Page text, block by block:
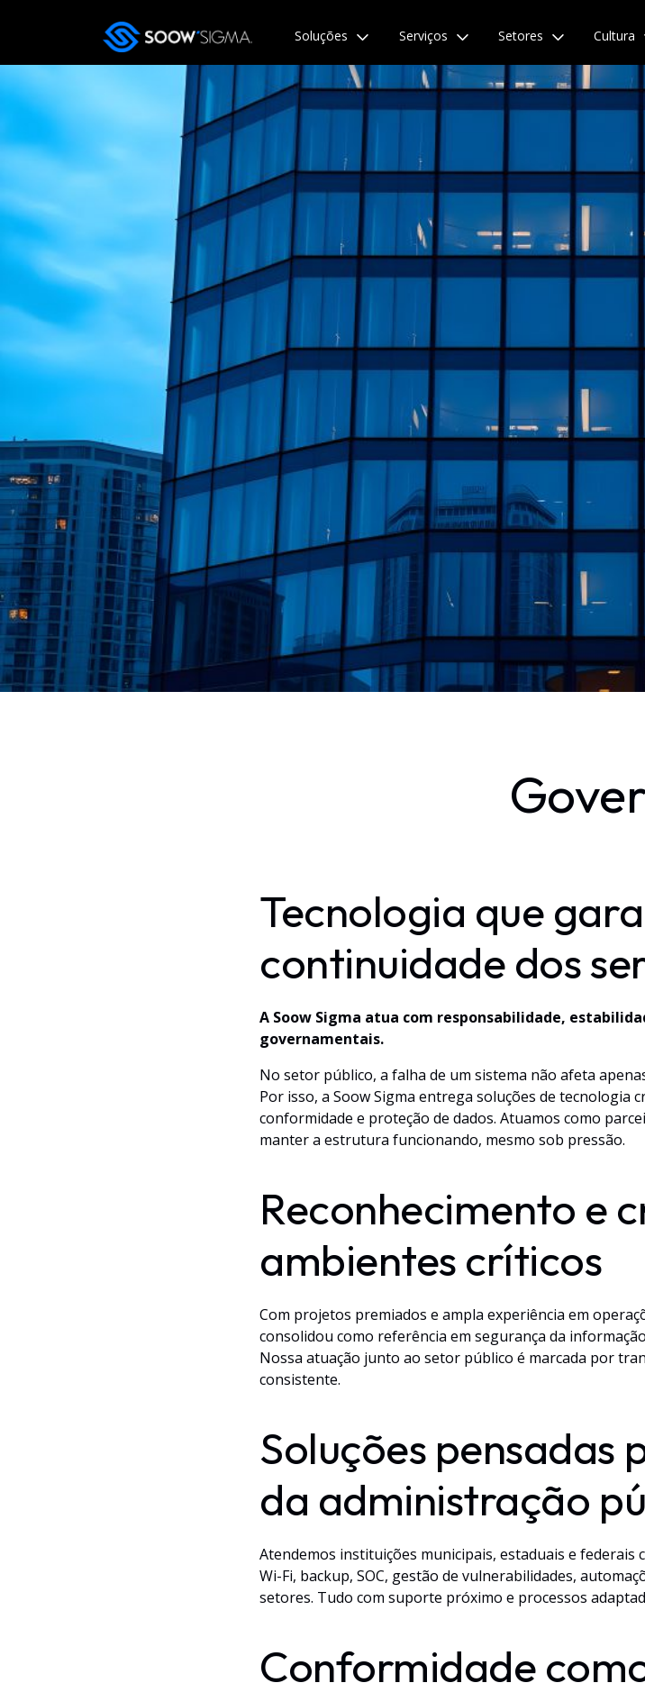
Soluções Serviços Setores Cultura
Tecnologia que
continuidade dos
A Soow Sigma atua com responsabilidade,
governamentais.
No setor público, a falha de um sistema não afeta
Por isso, a Soow Sigma entrega soluções de tecnologia
conformidade e proteção de dados. Atuamos como
manter a estrutura funcionando, mesmo sob pressão.
Reconhecimento e
ambientes críticos
Com projetos premiados e ampla experiência em
consolidou como referência em segurança da
Nossa atuação junto ao setor público é marcada por
consistente.
Soluções pensadas
da administração
Atendemos instituições municipais, estaduais e federais
Wi-Fi, backup, SOC, gestão de vulnerabilidades,
setores. Tudo com suporte próximo e processos
Conformidade